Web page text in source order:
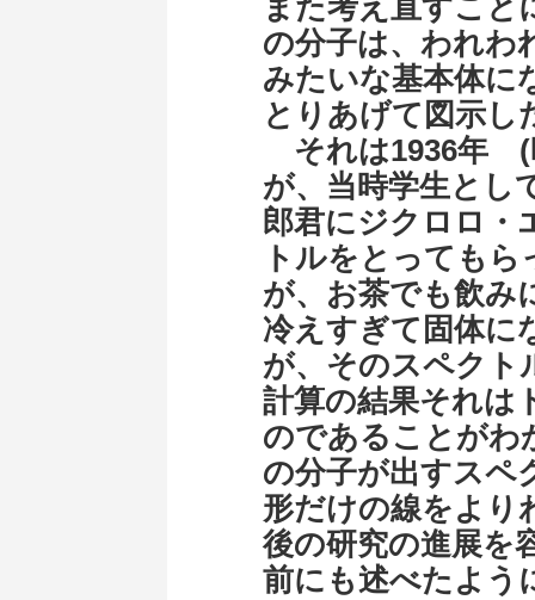
また考え直すこと
の分子は、われわ
みたいな基本体に
とりあげて図示
それは1936年 (
が、当時学生とし
郎君にジクロロ・
トルをとっても
が、お茶でも飲み
冷えすぎて固体に
が、そのスペクト
計算の結果それは
のであることがわ
の分子が出すスペ
形だけの線をより
後の研究の進展
前にも述べたよう